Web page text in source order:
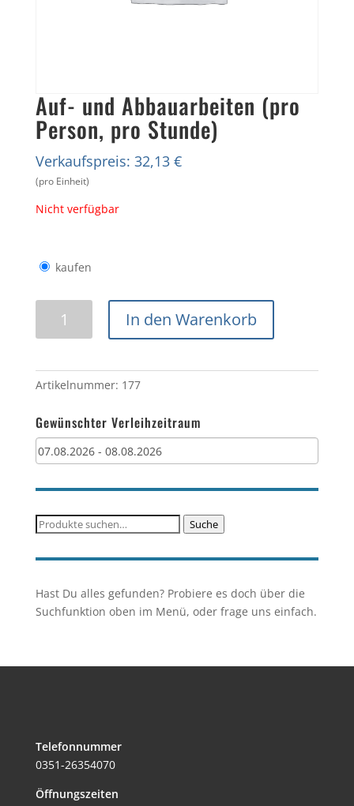
Auf- und Abbauarbeiten (pro
Person, pro Stunde)
Verkaufspreis: 32,13 €
(pro Einheit)
Nicht verfügbar
kaufen
Person,
Stunde)
Menge
In den Warenkorb
Artikelnummer: 177
Gewünschter Verleihzeitraum
Suche
Suche
Hast Du alles gefunden? Probiere es doch über die
Suchfunktion oben im Menü, oder frage uns einfach.
Telefonnummer
0351-26354070
Öffnungszeiten